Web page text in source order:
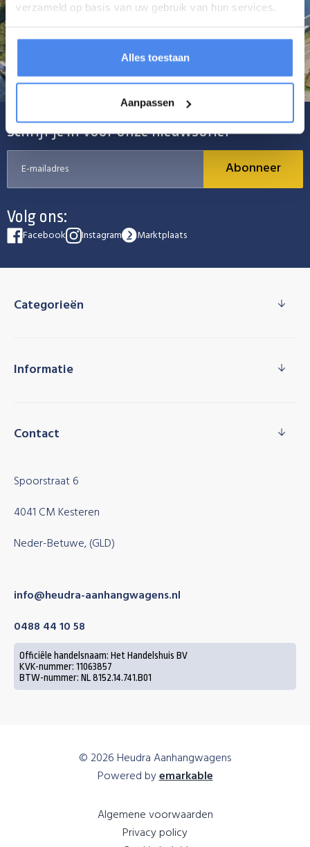
verzameld op basis van uw gebruik van hun services.
Alles toestaan
Aanpassen
Schrijf je in voor onze nieuwsbrief
Abonneer
Volg ons:
Facebook Instagram Marktplaats
Categorieën
Informatie
Contact
Spoorstraat 6
4041 CM Kesteren
Neder-Betuwe, (GLD)
info@heudra-aanhangwagens.nl
0488 44 10 58
Officiële handelsnaam: Het Handelshuis BV
KVK-nummer: 11063857
BTW-nummer: NL 8152.14.741.B01
© 2026 Heudra Aanhangwagens
Powered byemarkable
Algemene voorwaarden
Privacy policy